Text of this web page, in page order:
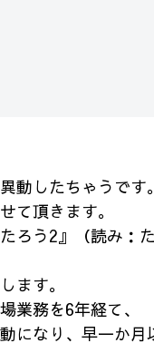
動したちゃうです。
て頂きます。
ろう2』（読み：
ます。
業務を6年経て、
になり、早一か月